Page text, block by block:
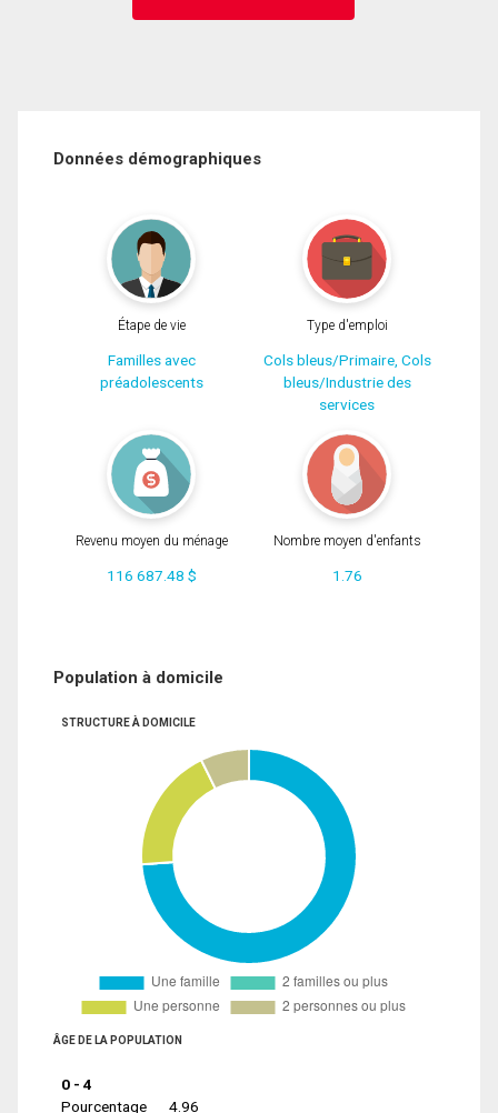
Données démographiques
Étape de vie
Familles avec
préadolescents
Type d'emploi
Cols bleus/Primaire, Cols
bleus/Industrie des
services
Revenu moyen du ménage
116 687.48 $
Nombre moyen d'enfants
1.76
Population à domicile
STRUCTURE À DOMICILE
ÂGE DE LA POPULATION
0 - 4
Pourcentage
4.96